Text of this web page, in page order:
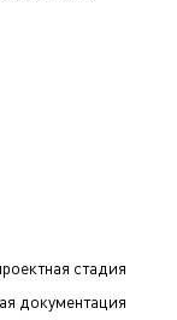
стадия
документация